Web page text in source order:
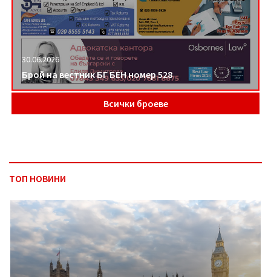
30.06.2026
Брой на вестник БГ БЕН номер 528
Всички броеве
ТОП НОВИНИ